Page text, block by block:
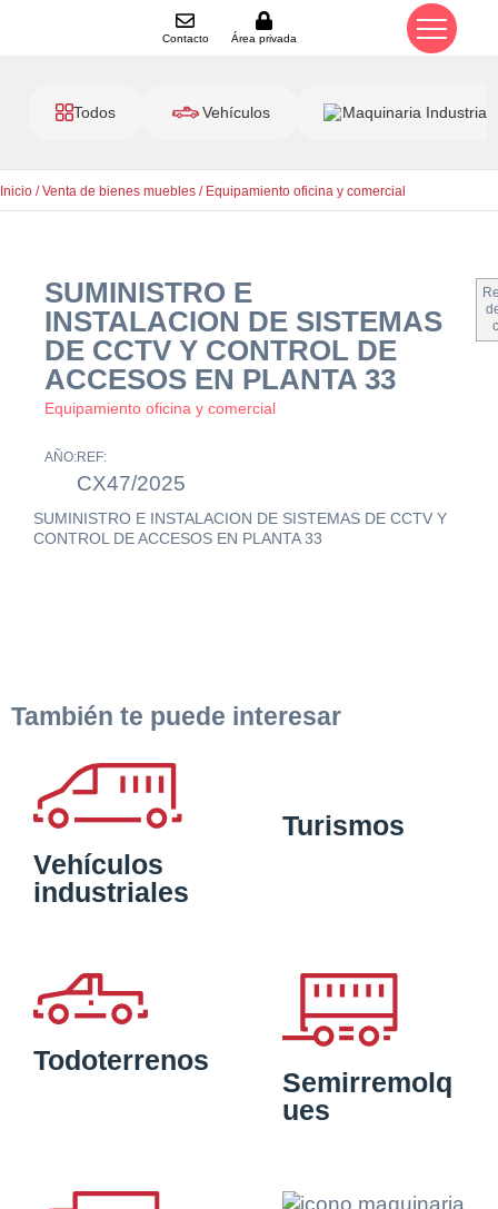
Contacto Área privada
Todos Vehículos Maquinaria Industrial
Inicio /Venta de bienes muebles / Equipamiento oficina y comercial
SUMINISTRO E
INSTALACION DE SISTEMAS
DE CCTV Y CONTROL DE
ACCESOS EN PLANTA 33
Equipamiento oficina y comercial
AÑO:REF:
CX47/2025
SUMINISTRO E INSTALACION DE SISTEMAS DE CCTV Y
CONTROL DE ACCESOS EN PLANTA 33
También te puede interesar
Vehículos
industriales
Turismos
Todoterrenos
Semirremolq
ues